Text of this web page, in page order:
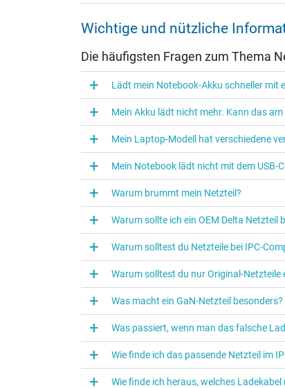
Prüfsiegel
Kategorisierung
Kategorie
Verwendung
Wichtige und nützliche
Die häufigsten Fragen zum Thema
Lädt mein Notebook-Akku schneller mit
Mein Akku lädt nicht mehr. Kann das am
Mein Laptop-Modell hat verschiedene
Mein Notebook lädt nicht mit dem USB-
Warum brummt mein Netzteil?
Warum sollte ich ein OEM Delta Netzteil
Warum solltest du Netzteile bei
Warum solltest du nur Original-Netzteile
Was macht ein GaN-Netzteil besonders?
Was passiert, wenn man das falsche
Wie finde ich das passende Netzteil im
Wie finde ich heraus, welches